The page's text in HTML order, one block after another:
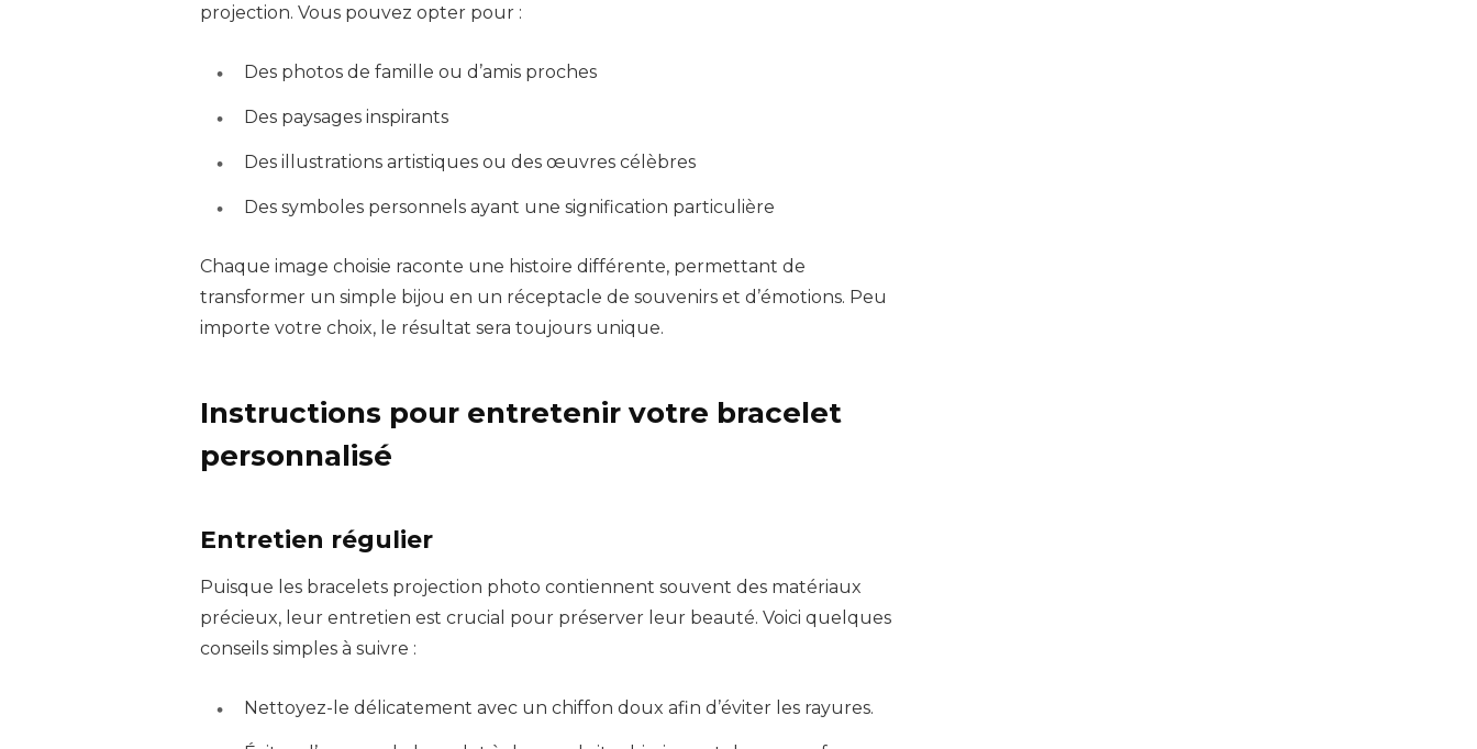
projection. Vous pouvez opter pour :
Des photos de famille ou d’amis proches
Des paysages inspirants
Des illustrations artistiques ou des œuvres célèbres
Des symboles personnels ayant une signification particulière
Chaque image choisie raconte une histoire différente, permettant de
transformer un simple bijou en un réceptacle de souvenirs et d’émotions. Peu
importe votre choix, le résultat sera toujours unique.
Instructions pour entretenir votre bracelet
personnalisé
Entretien régulier
Puisque les bracelets projection photo contiennent souvent des matériaux
précieux, leur entretien est crucial pour préserver leur beauté. Voici quelques
conseils simples à suivre :
Nettoyez-le délicatement avec un chiffon doux afin d’éviter les rayures.